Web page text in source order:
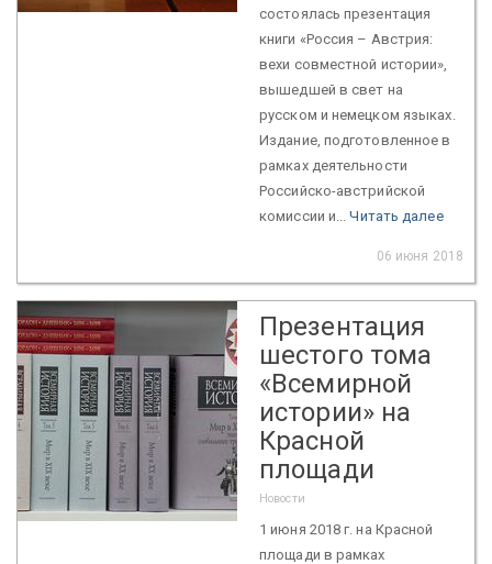
состоялась презентация
книги «Россия – Австрия:
вехи совместной истории»,
вышедшей в свет на
русском и немецком языках.
Издание, подготовленное в
рамках деятельности
Российско-австрийской
комиссии и...Читать далее
06 июня 2018
Презентация
шестого тома
«Всемирной
истории» на
Красной
площади
Новости
1 июня 2018 г. на Красной
площади в рамках